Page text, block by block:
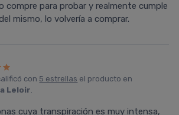
compre para probar y realmente cumple
mismo, lo volvería a comprar.
con 5 estrellas el producto en
Leloir.
cuya transpiración es muy intensa,